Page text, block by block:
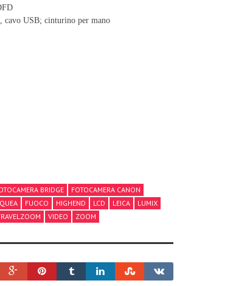
USB; cinturino per mano
BRIDGE
FOTOCAMERA CANON
FUOCO HIGHEND LCD LEICA
LUMIX
VIDEO ZOOM